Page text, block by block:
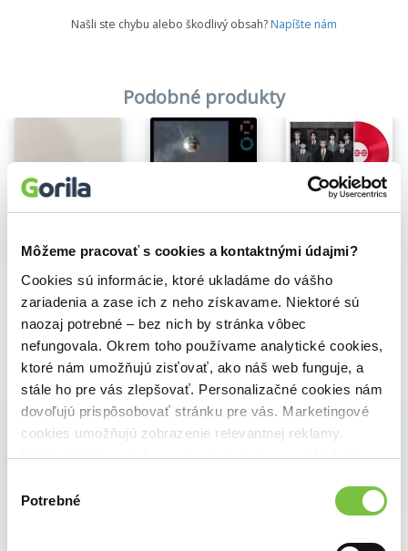
Môžeme pracovať s cookies a kontaktnými údajmi?
Cookies sú informácie, ktoré ukladáme do vášho
zariadenia a zase ich z neho získavame. Niektoré sú
naozaj potrebné – bez nich by stránka vôbec
nefungovala. Okrem toho používame analytické cookies,
ktoré nám umožňujú zisťovať, ako náš web funguje, a
stále ho pre vás zlepšovať. Personalizačné cookies nám
dovoľujú prispôsobovať stránku pre vás. Marketingové
cookies umožňujú zobrazenie relevantnej reklamy.
Niektoré údaje zdieľame aj s tretími stranami. Veľmi by
cookies.
súhlasu
Potrebné
9. Not Enough
13. Goodbye
14. Alice (Hidden Track)
Našli ste chybu alebo škodlivý obsah? Napíšte nám
Podobné produkty
Na sklade
39,29€
Harry Styles: Kiss All The Time. Disco, Occasionally
Na sklade
BTS: BTS The 5th Album ‘Arirang’ (Red Vinyl)
Vybrané pre teba
BTS: BTS The 5th Album ‘Arirang’ (Red Vinyl)
32,40€